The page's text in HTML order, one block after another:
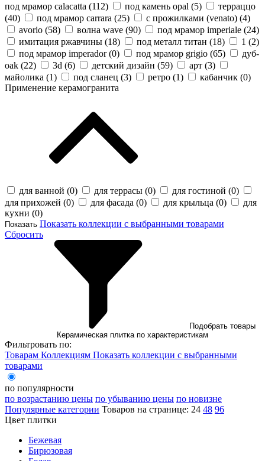
под мрамор calacatta (112) под камень opal (5)
терраццо
(40) под мрамор carrara (25) с прожилками (venato) (4)
avorio (58) волна wave (90) под мрамор imperiale (24)
имитация ржавчины (18) под металл титан (18) 1 (2)
под мрамор imperador (0) под мрамор grigio (65)
дуб-
oak (22) 3d (6) детский дизайн (59) арт (3)
майолика (1) под сланец (3) ретро (1) кабанчик (0)
Применение керамогранита
для ванной (0) для террасы (0) для гостиной (0)
для прихожей (0) для фасада (0) для крыльца (0)
для
кухни (0)
Показать Показать коллекции с выбранными товарами
Сбросить
Керамическая плитка по характеристикам
Фильтровать по:
Товарам Коллекциям Показать коллекции с выбранными
товарами
по популярности
по возрастанию цены по убыванию цены по новизне
Популярные категории Товаров на странице: 24 48 96
Цвет плитки
Бежевая
Бирюзовая